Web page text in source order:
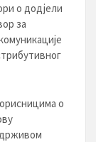
о додјели
за
о